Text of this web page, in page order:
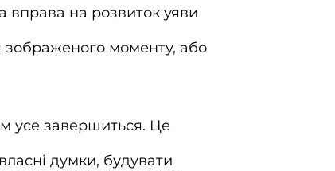
вправа на розвиток уяви
моменту, або
усе завершиться. Це
думки, будувати